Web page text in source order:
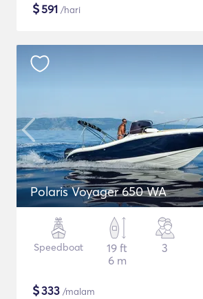
$591 /hari
Polaris Voyager 650 WA
Speedboat
19 ft
6 m
3
$333 /malam